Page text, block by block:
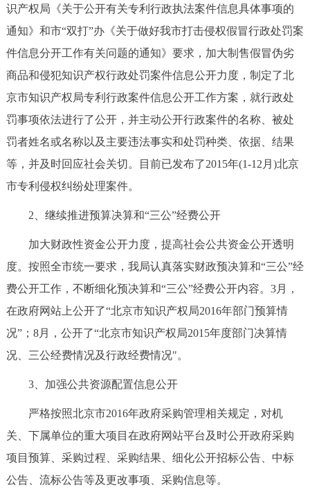
识产权局《关于公开有关专利行政执法案件信息具体事项的
通知》和市“双打”办《关于做好我市打击侵权假冒行政处罚案
件信息分开工作有关问题的通知》要求，加大制售假冒伪劣
商品和侵犯知识产权行政处罚案件信息公开力度，制定了北
京市知识产权局专利行政案件信息公开工作方案，就行政处
罚事项依法进行了公开，并主动公开行政案件的名称、被处
罚者姓名或名称以及主要违法事实和处罚种类、依据、结果
等，并及时回应社会关切。目前已发布了2015年(1-12月)北京
市专利侵权纠纷处理案件。
2、继续推进预算决算和“三公”经费公开
加大财政性资金公开力度，提高社会公共资金公开透明
度。按照全市统一要求，我局认真落实财政预决算和“三公”经
费公开工作，不断细化预决算和“三公”经费公开内容。3月，
在政府网站上公开了“北京市知识产权局2016年部门预算情
况”；8月，公开了“北京市知识产权局2015年度部门决算情
况、三公经费情况及行政经费情况"。
3、加强公共资源配置信息公开
严格按照北京市2016年政府采购管理相关规定，对机
关、下属单位的重大项目在政府网站平台及时公开政府采购
项目预算、采购过程、采购结果、细化公开招标公告、中标
公告、流标公告等及更改事项、采购信息等。